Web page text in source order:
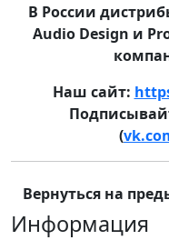
В России
Audio Design и
Наш сайт:
(
Вернуться на
Информация